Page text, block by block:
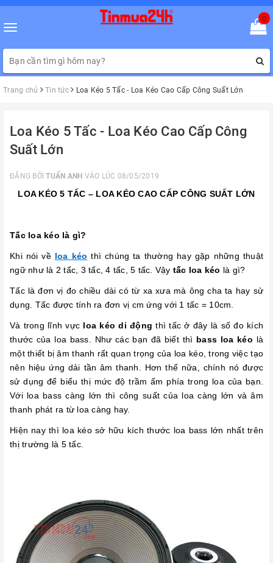
Toggle
0
Trang chủ Tin tức Loa Kéo 5 Tấc - Loa Kéo Cao Cấp Công Suất Lớn
Loa Kéo 5 Tấc - Loa Kéo Cao Cấp Công
Suất Lớn
ĐĂNG BỞITUẤN ANH VÀO LÚC 08/05/2019
LOA KÉO 5 TẤC – LOA KÉO CAO CẤP CÔNG SUẤT LỚN
Tấc loa kéo là gì?
Khi nói về loa kéo thì chúng ta thường hay gặp những thuật
ngữ như là 2 tấc, 3 tấc, 4 tấc, 5 tấc. Vậy tấc loa kéo là gì?
Tấc là đơn vị đo chiều dài có từ xa xưa mà ông cha ta hay sử
dụng. Tấc được tính ra đơn vị cm ứng với 1 tấc = 10cm.
Và trong lĩnh vực loa kéo di động thì tấc ở đây là số đo kích
thước của loa bass. Như các bạn đã biết thì bass loa kéo là
một thiết bị âm thanh rất quan trọng của loa kéo, trong việc tạo
nên hiệu ứng dải tần âm thanh. Hơn thế nữa, chính nó được
sử dụng để biểu thị mức độ trầm ấm phía trong loa của bạn.
Với loa bass càng lớn thì công suất của loa càng lớn và âm
thanh phát ra từ loa càng hay.
Hiện nay thì loa kéo sở hữu kích thước loa bass lớn nhất trên
thị trường là 5 tấc.